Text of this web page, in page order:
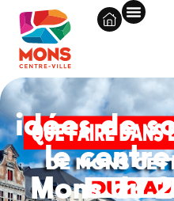
idées de
le
Mons du